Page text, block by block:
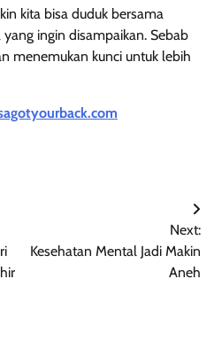
kita bisa duduk bersama
ingin disampaikan. Sebab
menemukan kunci untuk lebih
Next:
Kesehatan Mental Jadi Makin
Aneh